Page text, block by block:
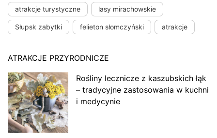
atrakcje turystyczne lasy mirachowskie
Słupsk zabytki felieton słomczyński atrakcje
ATRAKCJE PRZYRODNICZE
Rośliny lecznicze z kaszubskich łąk
– tradycyjne zastosowania w kuchni
i medycynie